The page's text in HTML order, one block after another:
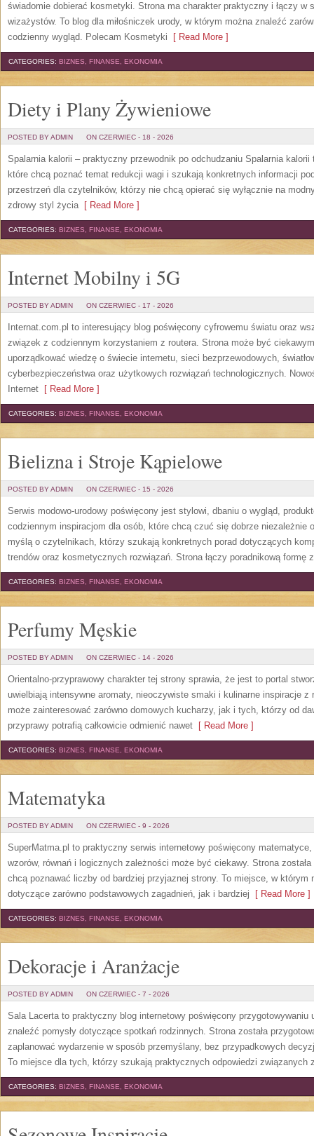
świadomie dobierać kosmetyki. Strona ma charakter praktyczny i łączy w
wizażystów. To blog dla miłośniczek urody, w którym można znaleźć
codzienny wygląd. Polecam Kosmetyki [ Read More ]
CATEGORIES: BIZNES, FINANSE, EKONOMIA
Diety i Plany Żywieniowe
POSTED BY ADMIN ON CZERWIEC - 18 - 2026
Spalarnia kalorii – praktyczny przewodnik po odchudzaniu Spalarnia
które chcą poznać temat redukcji wagi i szukają konkretnych informacji
przestrzeń dla czytelników, którzy nie chcą opierać się wyłącznie na
zdrowy styl życia[ Read More ]
CATEGORIES: BIZNES, FINANSE, EKONOMIA
Internet Mobilny i 5G
POSTED BY ADMIN ON CZERWIEC - 17 - 2026
Internat.com.pl to interesujący blog poświęcony cyfrowemu światu oraz
związek z codziennym korzystaniem z routera. Strona może być
uporządkować wiedzę o świecie internetu, sieci bezprzewodowych,
cyberbezpieczeństwa oraz użytkowych rozwiązań technologicznych.
Internet [ Read More ]
CATEGORIES: BIZNES, FINANSE, EKONOMIA
Bielizna i Stroje Kąpielowe
POSTED BY ADMIN ON CZERWIEC - 15 - 2026
Serwis modowo-urodowy poświęcony jest stylowi, dbaniu o wygląd,
codziennym inspiracjom dla osób, które chcą czuć się dobrze niezależnie
myślą o czytelnikach, którzy szukają konkretnych porad dotyczących
trendów oraz kosmetycznych rozwiązań. Strona łączy poradnikową formę z
CATEGORIES: BIZNES, FINANSE, EKONOMIA
Perfumy Męskie
POSTED BY ADMIN ON CZERWIEC - 14 - 2026
Orientalno-przyprawowy charakter tej strony sprawia, że jest to portal
uwielbiają intensywne aromaty, nieoczywiste smaki i kulinarne inspiracje
może zainteresować zarówno domowych kucharzy, jak i tych, którzy od
przyprawy potrafią całkowicie odmienić nawet [ Read More ]
CATEGORIES: BIZNES, FINANSE, EKONOMIA
Matematyka
POSTED BY ADMIN ON CZERWIEC - 9 - 2026
SuperMatma.pl to praktyczny serwis internetowy poświęcony
wzorów, równań i logicznych zależności może być ciekawy. Strona
chcą poznawać liczby od bardziej przyjaznej strony. To miejsce, w którym
dotyczące zarówno podstawowych zagadnień, jak i bardziej [ Read More ]
CATEGORIES: BIZNES, FINANSE, EKONOMIA
Dekoracje i Aranżacje
POSTED BY ADMIN ON CZERWIEC - 7 - 2026
Sala Lacerta to praktyczny blog internetowy poświęcony
znaleźć pomysły dotyczące spotkań rodzinnych. Strona została
zaplanować wydarzenie w sposób przemyślany, bez przypadkowych
To miejsce dla tych, którzy szukają praktycznych odpowiedzi związanych
CATEGORIES: BIZNES, FINANSE, EKONOMIA